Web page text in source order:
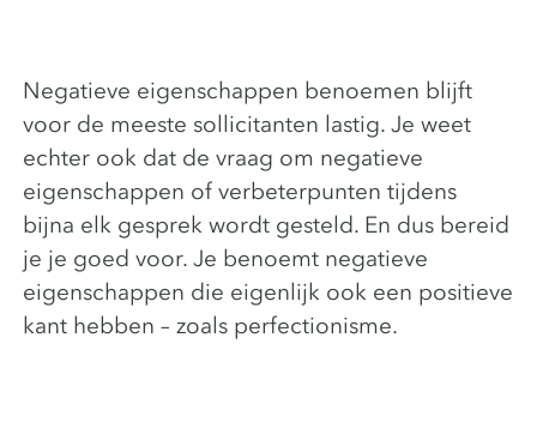
Negatieve eigenschappen benoemen blijft
voor de meeste sollicitanten lastig. Je weet
echter ook dat de vraag om negatieve
eigenschappen of verbeterpunten tijdens
bijna elk gesprek wordt gesteld. En dus bereid
je je goed voor. Je benoemt negatieve
eigenschappen die eigenlijk ook een positieve
kant hebben – zoals perfectionisme.